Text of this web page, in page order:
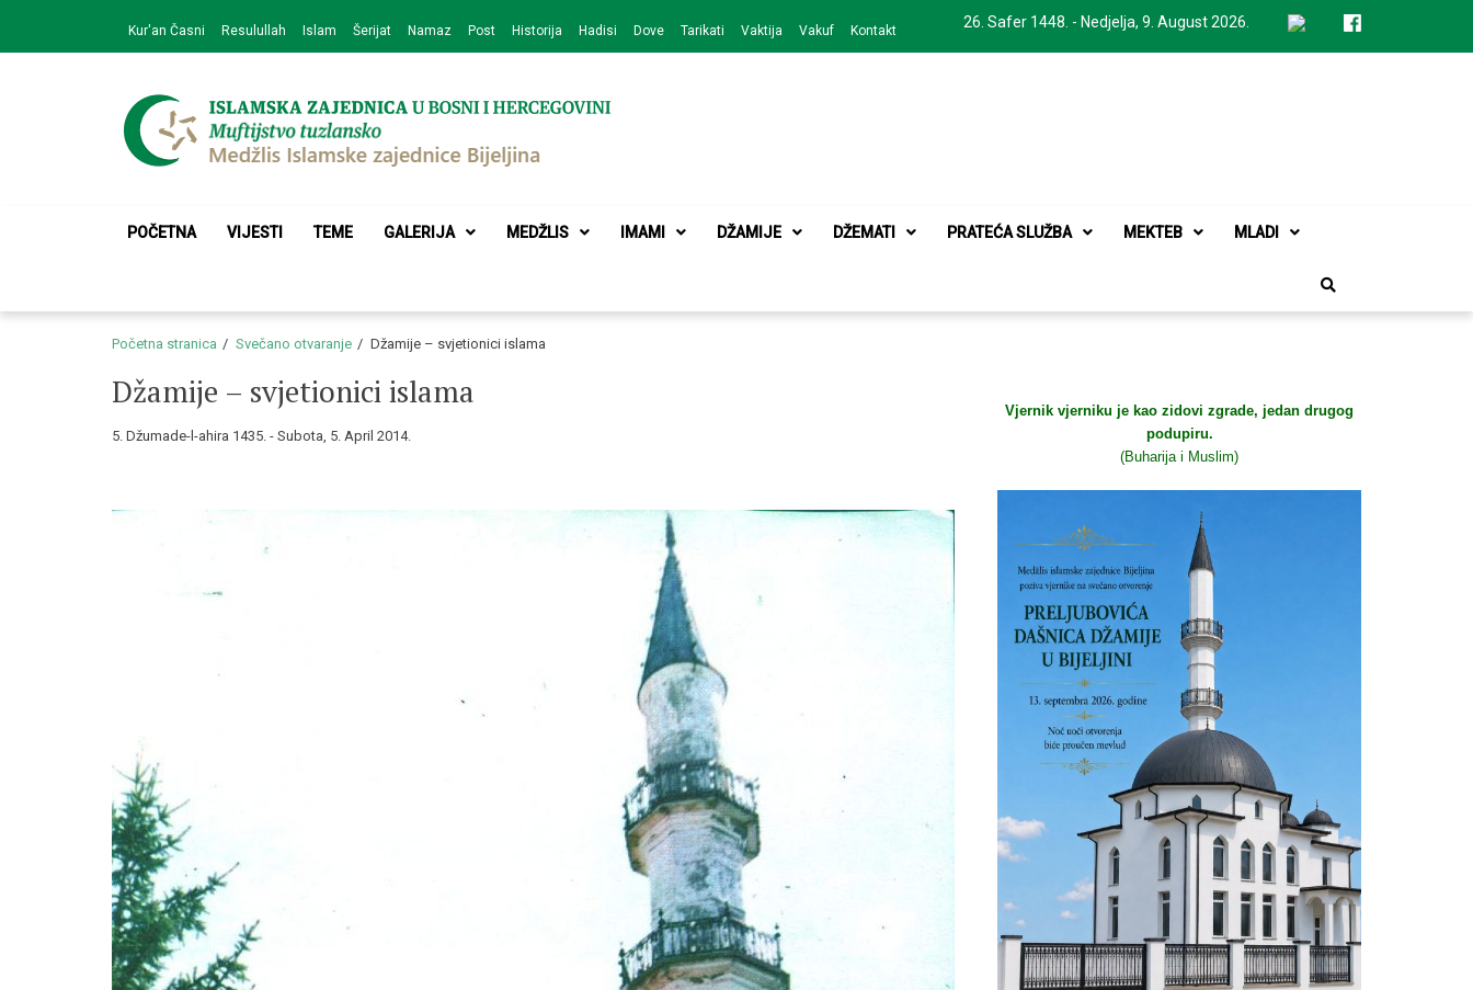
navigation
content
26. Safer 1448. - Nedjelja, 9. August 2026.
Kur'an Časni Resulullah Islam Šerijat Namaz Post Historija Hadisi Dove Tarikati Vaktija Vakuf Kontakt
Medžlis Islamske zajednice Bijeljina
POČETNA VIJESTI TEME GALERIJA MEDŽLIS IMAMI DŽAMIJE DŽEMATI PRATEĆA SLUŽBA MEKTEB MLADI
Početna stranica Svečano otvaranje Džamije – svjetionici islama
Džamije – svjetionici islama
5. Džumade-l-ahira 1435. - Subota, 5. April 2014.
Vjernik vjerniku je kao zidovi zgrade, jedan drugog
podupiru.
(Buharija i Muslim)